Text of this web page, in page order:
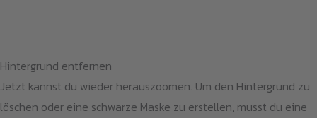
Hintergrund entfernen
Jetzt kannst du wieder herauszoomen. Um den Hintergrund zu
löschen oder eine schwarze Maske zu erstellen, musst du eine